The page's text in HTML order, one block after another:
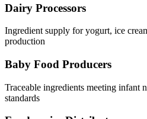
Dairy Processors
Ingredient supply for yogurt, ice
production
Baby Food Producers
Traceable ingredients meeting infant
standards